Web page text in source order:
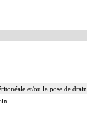
et/ou la pose de drain.